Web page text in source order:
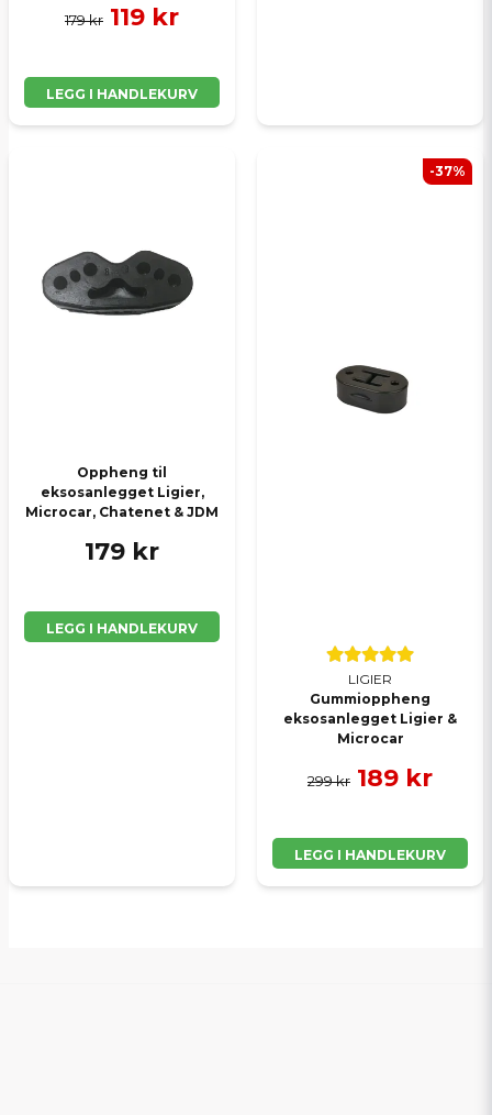
179 kr 119 kr
LEGG I HANDLEKURV
Oppheng til
eksosanlegget Ligier,
Microcar, Chatenet & JDM
179 kr
LEGG I HANDLEKURV
LIGIER
Gummioppheng
eksosanlegget Ligier &
Microcar
299 kr 189 kr
LEGG I HANDLEKURV
-37%